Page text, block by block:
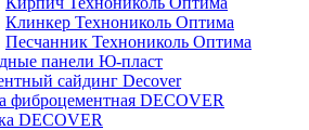
Клинкер Технониколь Оптима
Песчанник Технониколь Оптима
панели Ю-пласт
сайдинг Decover
фиброцементная DECOVER
DECOVER